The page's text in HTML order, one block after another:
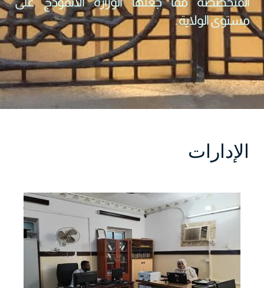
مستوى الولاية .
الإدارات